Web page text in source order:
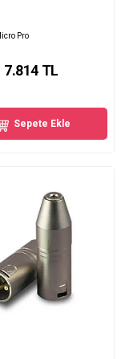
Pro
7.814 TL
Sepete Ekle